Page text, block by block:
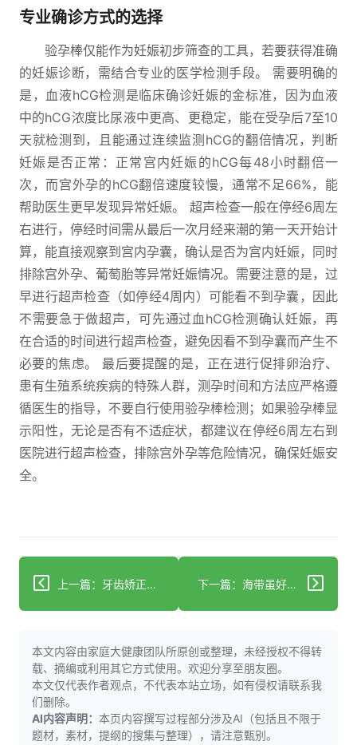
专业确诊方式的选择
验孕棒仅能作为妊娠初步筛查的工具，若要获得准确
的妊娠诊断，需结合专业的医学检测手段。 需要明确的
是，血液hCG检测是临床确诊妊娠的金标准，因为血液
中的hCG浓度比尿液中更高、更稳定，能在受孕后7至10
天就检测到，且能通过连续监测hCG的翻倍情况，判断
妊娠是否正常：正常宫内妊娠的hCG每48小时翻倍一
次，而宫外孕的hCG翻倍速度较慢，通常不足66%，能
帮助医生更早发现异常妊娠。 超声检查一般在停经6周左
右进行，停经时间需从最后一次月经来潮的第一天开始计
算，能直接观察到宫内孕囊，确认是否为宫内妊娠，同时
排除宫外孕、葡萄胎等异常妊娠情况。需要注意的是，过
早进行超声检查（如停经4周内）可能看不到孕囊，因此
不需要急于做超声，可先通过血hCG检测确认妊娠，再
在合适的时间进行超声检查，避免因看不到孕囊而产生不
必要的焦虑。 最后要提醒的是，正在进行促排卵治疗、
患有生殖系统疾病的特殊人群，测孕时间和方法应严格遵
循医生的指导，不要自行使用验孕棒检测；如果验孕棒显
示阳性，无论是否有不适症状，都建议在停经6周左右到
医院进行超声检查，排除宫外孕等危险情况，确保妊娠安
全。
上一篇：牙齿矫正收牙缝：科学原理与应对指南 下一篇：海带虽好：这些人群需谨慎食用
本文内容由家庭大健康团队所原创或整理，未经授权不得转
载、摘编或利用其它方式使用。欢迎分享至朋友圈。
本文仅代表作者观点，不代表本站立场，如有侵权请联系我
们删除。
AI内容声明： 本页内容撰写过程部分涉及AI（包括且不限于
题材，素材，提纲的搜集与整理），请注意甄别。